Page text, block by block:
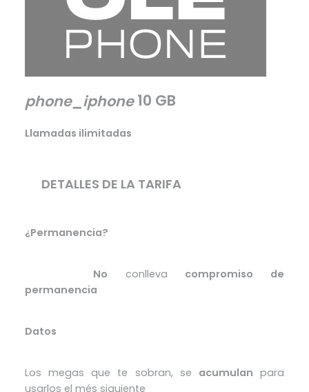
phone_iphone10 GB
Llamadas ilimitadas
DETALLES DE LA TARIFA
¿Permanencia?
No conlleva compromiso de
permanencia
Datos
Los megas que te sobran, se acumulan para
usarlos el més siguiente